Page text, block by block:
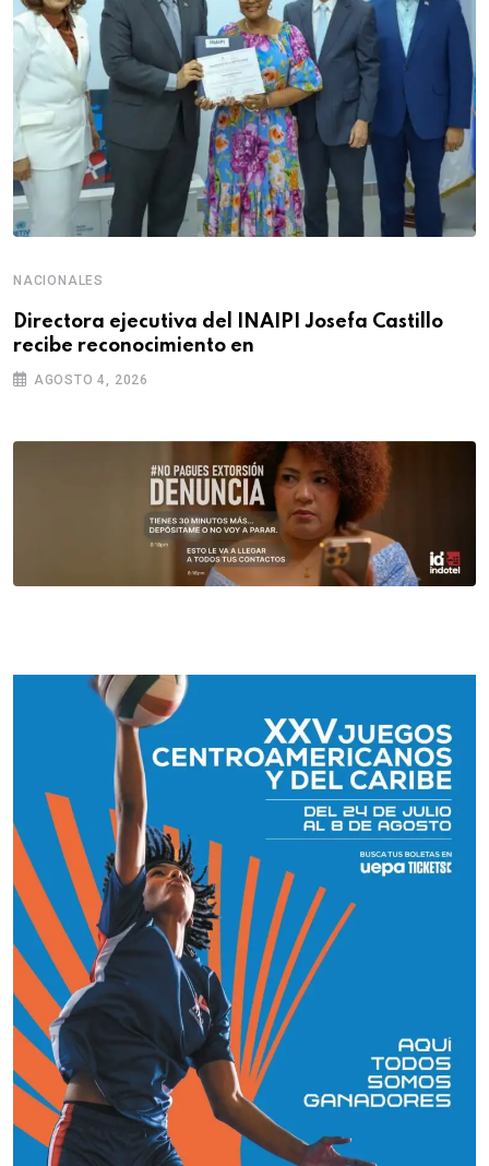
NACIONALES
Directora ejecutiva del INAIPI Josefa Castillo
recibe reconocimiento en
AGOSTO 4, 2026